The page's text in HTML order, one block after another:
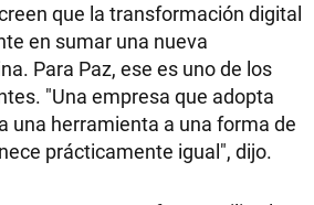
que la transformación digital
en sumar una nueva
Para Paz, ese es uno de los
"Una empresa que adopta
una herramienta a una forma de
prácticamente igual", dijo.